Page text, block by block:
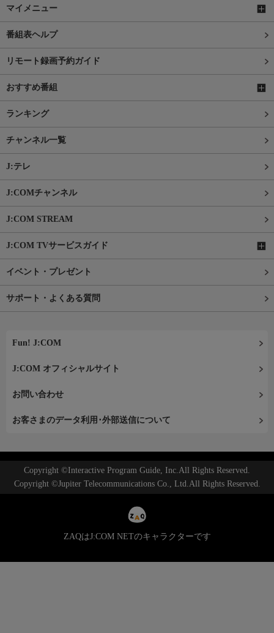
マイメニュー
番組表ヘルプ
リモート録画予約ガイド
おすすめ番組
ランキング
チャンネル一覧
J:テレ
J:COMチャンネル
J:COM STREAM
J:COM TVサービスガイド
イベント・プレゼント
サポート・よくある質問
Fun! J:COM
J:COM オフィシャルサイト
お問い合わせ
お客さまのデータ利用･外部送信について
Copyright ©Interactive Program Guide, Inc.All Rights Reserved.
Copyright ©Jupiter Telecommunications Co., Ltd.All Rights Reserved.
ZAQはJ:COM NETのキャラクターです